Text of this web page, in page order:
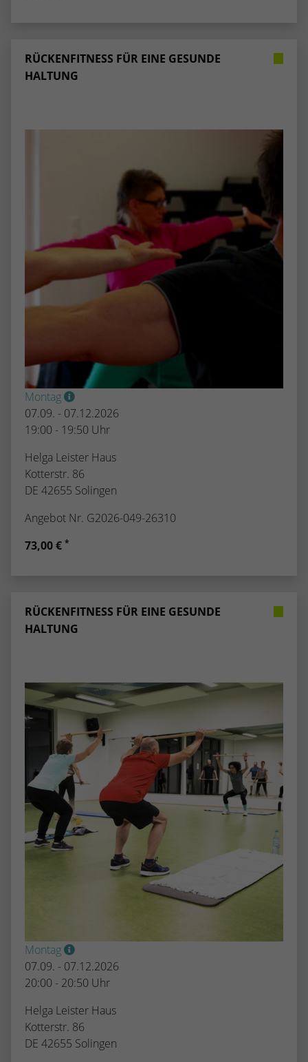
RÜCKENFITNESS FÜR EINE GESUNDE
HALTUNG
Montag
07.09. - 07.12.2026
19:00 - 19:50 Uhr
Helga Leister Haus
Kotterstr. 86
DE 42655 Solingen
Angebot Nr. G2026-049-26310
73,00 € *
RÜCKENFITNESS FÜR EINE GESUNDE
HALTUNG
Montag
07.09. - 07.12.2026
20:00 - 20:50 Uhr
Helga Leister Haus
Kotterstr. 86
DE 42655 Solingen
Name _dc_gtm_UA-53600496-1
Dieser Cookie identifiziert die Besucher
nach Alter, Geschlecht oder Interessen
und nutzt dazu den DoubleClick des
Google Tag Manager, um die gezielte
Anzeigenplatzierung zu vereinfachen.